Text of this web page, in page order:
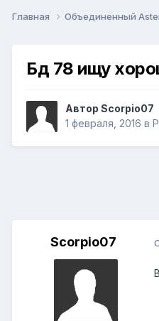
Главная Объединенный
Бд 78 ищу
Автор Scorpio07
1 февраля, 2016 в
Scorpio07